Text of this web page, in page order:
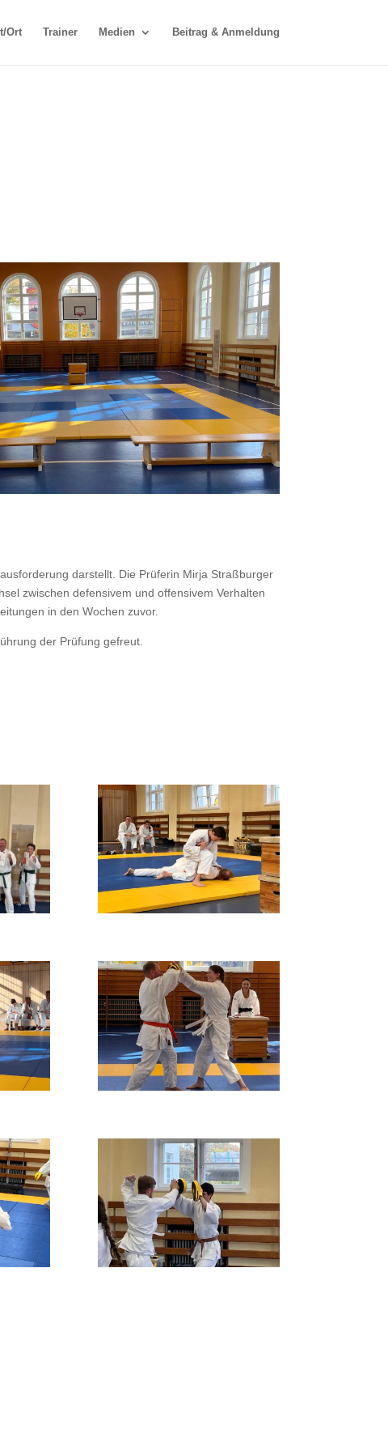
Ort Trainer Medien Beitrag & Anmeldung
darstellt. Die Prüferin Mirja Straßburger
zwischen defensivem und offensivem Verhalten
in den Wochen zuvor.
der Prüfung gefreut.